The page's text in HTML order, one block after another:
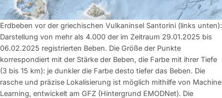
Erdbeben vor der griechischen Vulkaninsel Santorini (links unten):
Darstellung von mehr als 4.000 der im Zeitraum 29.01.2025 bis
06.02.2025 registrierten Beben. Die Größe der Punkte
korrespondiert mit der Stärke der Beben, die Farbe mit ihrer Tiefe
(3 bis 15 km): je dunkler die Farbe desto tiefer das Beben. Die
rasche und präzise Lokalisierung ist möglich mithilfe von Machine
Learning, entwickelt am GFZ (Hintergrund EMODNet). Die